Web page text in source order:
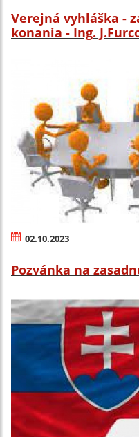
Verejná vyhláška -
konania - Ing.
02.10.2023
Pozvánka na